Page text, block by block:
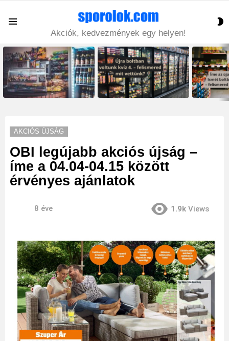
Akciók, kedvezmények egy helyen!
LATEST
STORIES
AKCIÓS ÚJSÁG
OBI legújabb akciós újság –
íme a 04.04-04.15 között
érvényes ajánlatok
8 éve 1.9k Views